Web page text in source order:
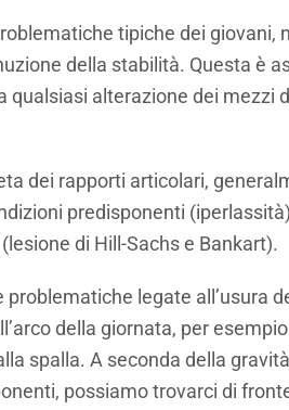
tipiche dei giovani,
della stabilità. Questa è
alterazione dei mezzi
dei rapporti articolari,
predisponenti
di Hill-Sachs e Bankart).
legate all’usura
della giornata, per
spalla. A seconda della
possiamo trovarci di